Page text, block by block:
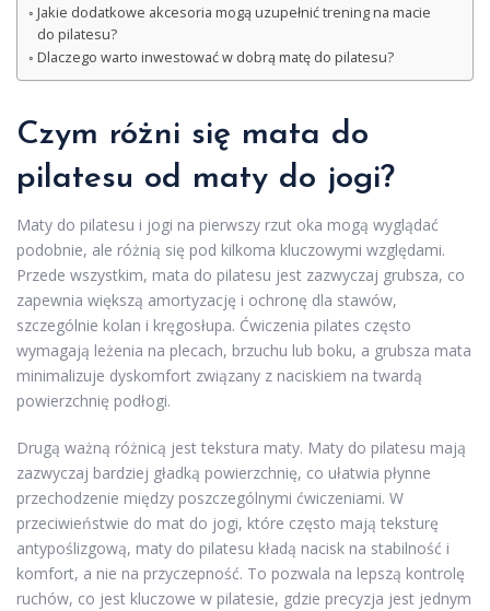
Jakie dodatkowe akcesoria mogą uzupełnić trening na macie
do pilatesu?
Dlaczego warto inwestować w dobrą matę do pilatesu?
Czym różni się mata do
pilatesu od maty do jogi?
Maty do pilatesu i jogi na pierwszy rzut oka mogą wyglądać
podobnie, ale różnią się pod kilkoma kluczowymi względami.
Przede wszystkim, mata do pilatesu jest zazwyczaj grubsza, co
zapewnia większą amortyzację i ochronę dla stawów,
szczególnie kolan i kręgosłupa. Ćwiczenia pilates często
wymagają leżenia na plecach, brzuchu lub boku, a grubsza mata
minimalizuje dyskomfort związany z naciskiem na twardą
powierzchnię podłogi.
Drugą ważną różnicą jest tekstura maty. Maty do pilatesu mają
zazwyczaj bardziej gładką powierzchnię, co ułatwia płynne
przechodzenie między poszczególnymi ćwiczeniami. W
przeciwieństwie do mat do jogi, które często mają teksturę
antypoślizgową, maty do pilatesu kładą nacisk na stabilność i
komfort, a nie na przyczepność. To pozwala na lepszą kontrolę
ruchów, co jest kluczowe w pilatesie, gdzie precyzja jest jednym